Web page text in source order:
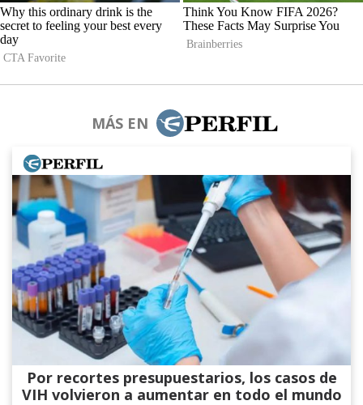
MÁS EN
Por recortes presupuestarios, los casos de
VIH volvieron a aumentar en todo el mundo